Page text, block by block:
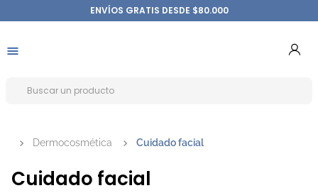
ENVÍOS GRATIS DESDE $80.000
Dermocosmética Cuidado facial
Cuidado facial